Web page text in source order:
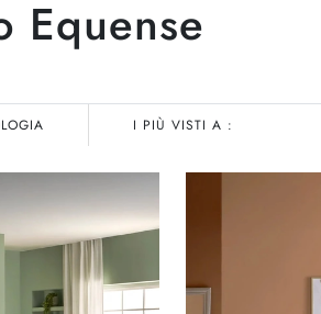
Equense
I PIÙ VISTI A :